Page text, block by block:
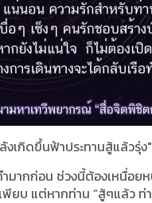
งเกิดขึ้นฟ้าประทานสู้แล้วรุ่ง"
ำมากก่อน ช่วงนี้ต้องเหนื่อ
พียบ แต่หากท่าน “สู้ๆแล้ว ท่